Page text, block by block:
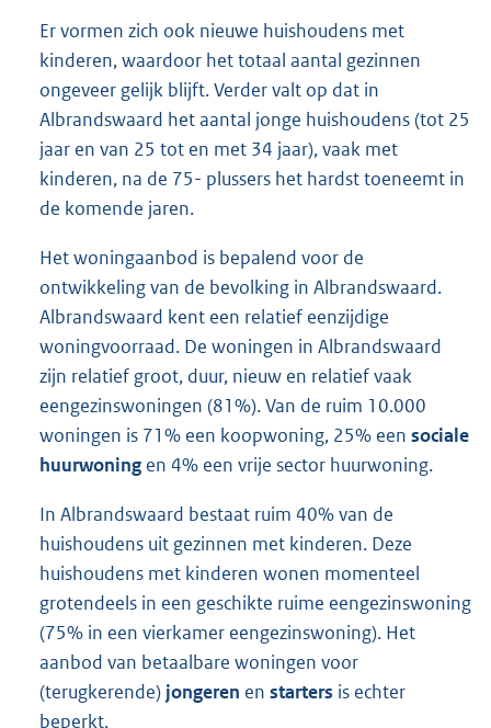
Er vormen zich ook nieuwe huishoudens met
kinderen, waardoor het totaal aantal gezinnen
ongeveer gelijk blijft. Verder valt op dat in
Albrandswaard het aantal jonge huishoudens (tot 25
jaar en van 25 tot en met 34 jaar), vaak met
kinderen, na de 75- plussers het hardst toeneemt in
de komende jaren.
Het woningaanbod is bepalend voor de
ontwikkeling van de bevolking in Albrandswaard.
Albrandswaard kent een relatief eenzijdige
woningvoorraad. De woningen in Albrandswaard
zijn relatief groot, duur, nieuw en relatief vaak
eengezinswoningen (81%). Van de ruim 10.000
woningen is 71% een koopwoning, 25% een sociale
huurwoning en 4% een vrije sector huurwoning.
In Albrandswaard bestaat ruim 40% van de
huishoudens uit gezinnen met kinderen. Deze
huishoudens met kinderen wonen momenteel
grotendeels in een geschikte ruime eengezinswoning
(75% in een vierkamer eengezinswoning). Het
aanbod van betaalbare woningen voor
(terugkerende) jongeren en starters is echter
beperkt.